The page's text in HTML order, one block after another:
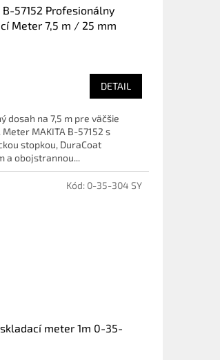
B-57152 Profesionálny
Meter 7,5 m / 25 mm
DETAIL
dosah na 7,5 m pre väčšie
MAKITA B-57152 s
stopkou, DuraCoat
a obojstrannou...
meter 1m 0-35-
Kód: 0-35-304 SY